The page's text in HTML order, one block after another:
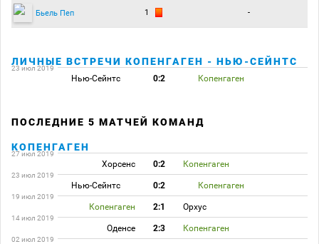
Бьель Пеп 1 -
ЛИЧНЫЕ ВСТРЕЧИ КОПЕНГАГЕН - НЬЮ-СЕЙНТС
23 июл 2019
Нью-Сейнтс 0:2 Копенгаген
ПОСЛЕДНИЕ 5 МАТЧЕЙ КОМАНД
КОПЕНГАГЕН
27 июл 2019
Хорсенс 0:2 Копенгаген
23 июл 2019
Нью-Сейнтс 0:2 Копенгаген
19 июл 2019
Копенгаген 2:1 Орхус
14 июл 2019
Оденсе 2:3 Копенгаген
02 июл 2019